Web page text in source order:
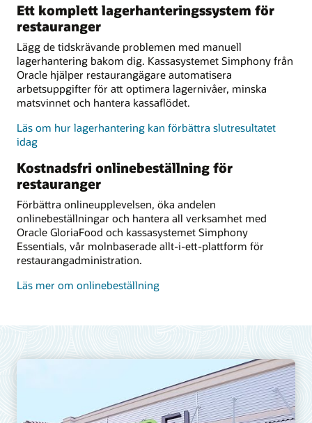
Ett komplett lagerhanteringssystem för
restauranger
Lägg de tidskrävande problemen med manuell
lagerhantering bakom dig. Kassasystemet Simphony från
Oracle hjälper restaurangägare automatisera
arbetsuppgifter för att optimera lagernivåer, minska
matsvinnet och hantera kassaflödet.
Läs om hur lagerhantering kan förbättra slutresultatet
idag
Kostnadsfri onlinebeställning för
restauranger
Förbättra onlineupplevelsen, öka andelen
onlinebeställningar och hantera all verksamhet med
Oracle GloriaFood och kassasystemet Simphony
Essentials, vår molnbaserade allt-i-ett-plattform för
restaurangadministration.
Läs mer om onlinebeställning